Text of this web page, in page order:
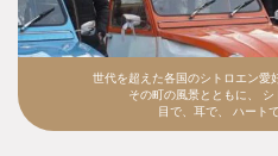
世代を超えた各国のシトロエン愛
その町の風景とともに、
シ
目で、耳で、
ハート